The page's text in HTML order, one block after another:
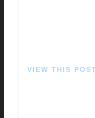
VIEW THIS